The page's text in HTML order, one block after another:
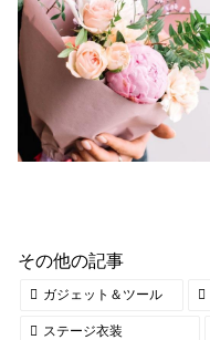
その他の記事
ガジェット＆ツール
ステージ衣装